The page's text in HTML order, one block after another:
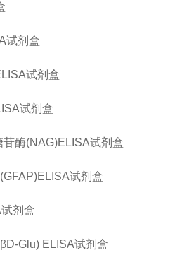
试剂盒
试剂盒
试剂盒
苷酶(NAG)ELISA试剂盒
(GFAP)ELISA试剂盒
试剂盒
Glu) ELISA试剂盒